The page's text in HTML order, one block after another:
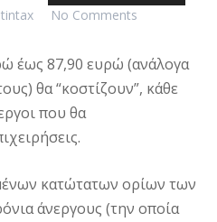
No Comments
έως 87,90 ευρώ (ανάλογα
θα “κοστίζουν”, κάθε
που θα
κατώτατων ορίων των
άνεργους (την οποία